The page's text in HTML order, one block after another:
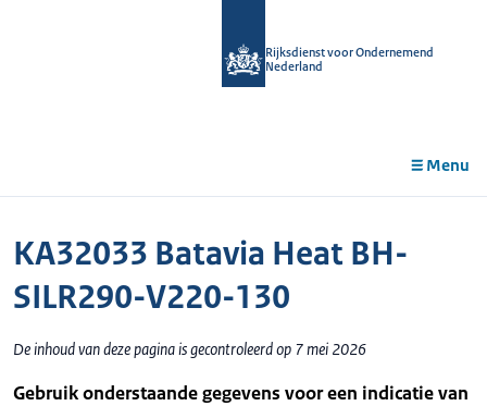
Rijksdienst voor Ondernemend
Nederland
Menu
KA32033 Batavia Heat BH-
SILR290-V220-130
De inhoud van deze pagina is gecontroleerd op 7 mei 2026
Gebruik onderstaande gegevens voor een indicatie van